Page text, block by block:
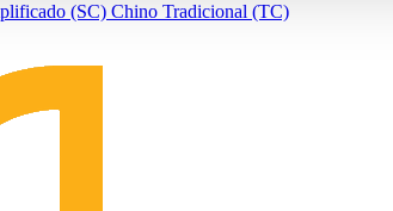
(SC) Chino Tradicional (TC)